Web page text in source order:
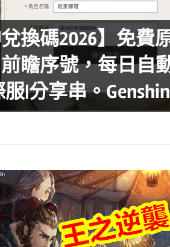
兌換碼2026】免費
瞻序號，每日自
|分享串。